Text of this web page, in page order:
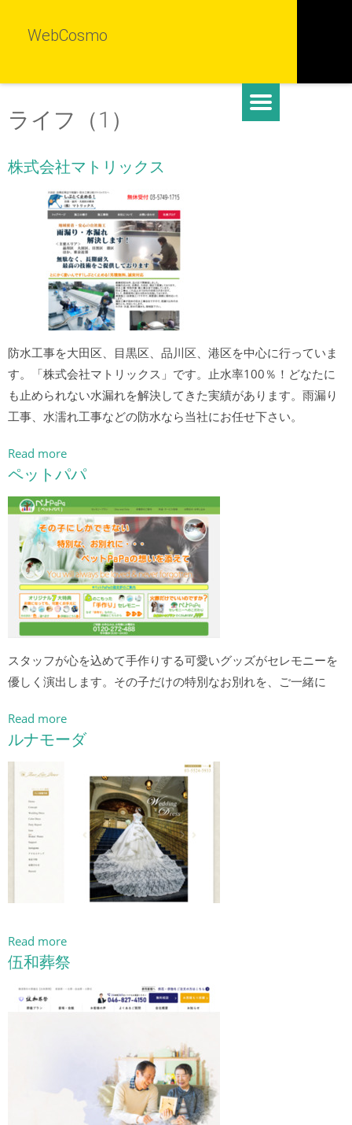
WebCosmo
ライフ（1）
株式会社マトリックス
防水工事を大田区、目黒区、品川区、港区を中心に行っていま
す。「株式会社マトリックス」です。止水率100％！どなたに
も止められない水漏れを解決してきた実績があります。雨漏り
工事、水濡れ工事などの防水なら当社にお任せ下さい。
Read more
ペットパパ
スタッフが心を込めて手作りする可愛いグッズがセレモニーを
優しく演出します。その子だけの特別なお別れを、ご一緒に
Read more
ルナモーダ
Read more
伍和葬祭